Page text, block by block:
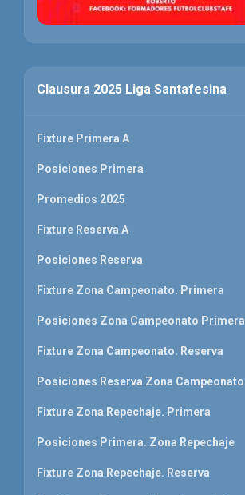
Clausura 2025 Liga Santafesina
Fixture Primera A
Posiciones Primera
Promedios 2025
Fixture Reserva A
Posiciones Reserva
Fixture Zona Campeonato. Primera
Posiciones Zona Campeonato Primera
Fixture Zona Campeonato. Reserva
Posiciones Reserva Zona Campeonato
Fixture Zona Repechaje. Primera
Posiciones Primera. Zona Repechaje
Fixture Zona Repechaje. Reserva